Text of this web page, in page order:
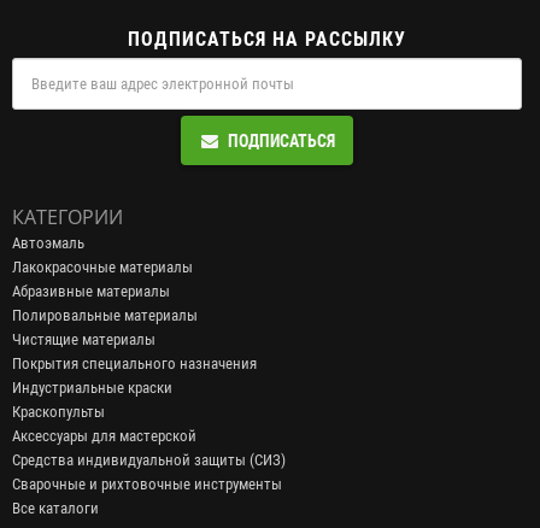
ПОДПИСАТЬСЯ НА РАССЫЛКУ
ПОДПИСАТЬСЯ
КАТЕГОРИИ
Автоэмаль
Лакокрасочные материалы
Абразивные материалы
Полировальные материалы
Чистящие материалы
Покрытия специального назначения
Индустриальные краски
Краскопульты
Аксессуары для мастерской
Средства индивидуальной защиты (СИЗ)
Сварочные и рихтовочные инструменты
Все каталоги